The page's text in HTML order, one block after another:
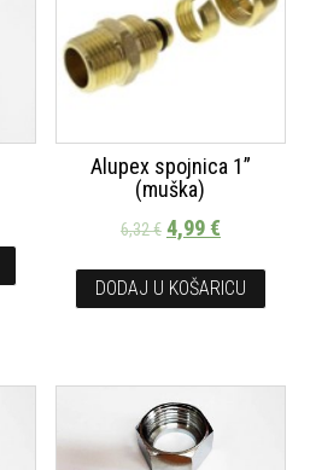
Alupex spojnica 1”
(muška)
6,32€ 4,99€
DODAJ U KOŠARICU